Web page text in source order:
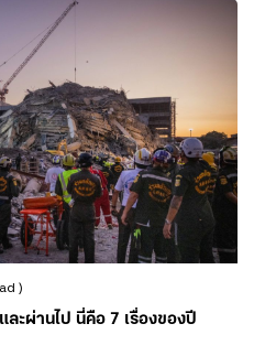
)
ะผ่านไป นี่คือ 7 เรื่องของปี